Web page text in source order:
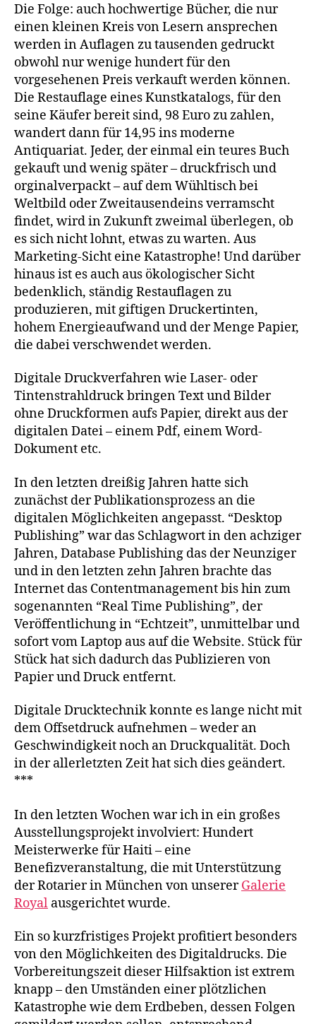
Die Folge: auch hochwertige Bücher, die nur
einen kleinen Kreis von Lesern ansprechen
werden in Auflagen zu tausenden gedruckt
obwohl nur wenige hundert für den
vorgesehenen Preis verkauft werden können.
Die Restauflage eines Kunstkatalogs, für den
seine Käufer bereit sind, 98 Euro zu zahlen,
wandert dann für 14,95 ins moderne
Antiquariat. Jeder, der einmal ein teures Buch
gekauft und wenig später – druckfrisch und
orginalverpackt – auf dem Wühltisch bei
Weltbild oder Zweitausendeins verramscht
findet, wird in Zukunft zweimal überlegen, ob
es sich nicht lohnt, etwas zu warten. Aus
Marketing-Sicht eine Katastrophe! Und darüber
hinaus ist es auch aus ökologischer Sicht
bedenklich, ständig Restauflagen zu
produzieren, mit giftigen Druckertinten,
hohem Energieaufwand und der Menge Papier,
die dabei verschwendet werden.
Digitale Druckverfahren wie Laser- oder
Tintenstrahldruck bringen Text und Bilder
ohne Druckformen aufs Papier, direkt aus der
digitalen Datei – einem Pdf, einem Word-
Dokument etc.
In den letzten dreißig Jahren hatte sich
zunächst der Publikationsprozess an die
digitalen Möglichkeiten angepasst. “Desktop
Publishing” war das Schlagwort in den achziger
Jahren, Database Publishing das der Neunziger
und in den letzten zehn Jahren brachte das
Internet das Contentmanagement bis hin zum
sogenannten “Real Time Publishing”, der
Veröffentlichung in “Echtzeit”, unmittelbar und
sofort vom Laptop aus auf die Website. Stück für
Stück hat sich dadurch das Publizieren von
Papier und Druck entfernt.
Digitale Drucktechnik konnte es lange nicht mit
dem Offsetdruck aufnehmen – weder an
Geschwindigkeit noch an Druckqualität. Doch
in der allerletzten Zeit hat sich dies geändert.
***
In den letzten Wochen war ich in ein großes
Ausstellungsprojekt involviert: Hundert
Meisterwerke für Haiti – eine
Benefizveranstaltung, die mit Unterstützung
der Rotarier in München von unsererGalerie
Royal ausgerichtet wurde.
Ein so kurzfristiges Projekt profitiert besonders
von den Möglichkeiten des Digitaldrucks. Die
Vorbereitungszeit dieser Hilfsaktion ist extrem
knapp – den Umständen einer plötzlichen
Katastrophe wie dem Erdbeben, dessen Folgen